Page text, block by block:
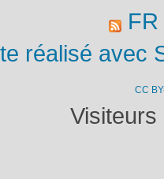
FR
réalisé avec
CC